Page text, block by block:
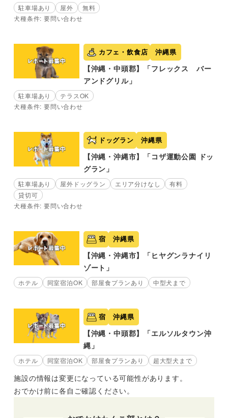
駐車場あり 屋外
無料
犬種条件: 要問い合わせ
カフェ・飲食店 沖縄県
【沖縄・中頭郡】「フレックス バー
アンドグリル」
駐車場あり
テラスOK
犬種条件: 要問い合わせ
ドッグラン 沖縄県
【沖縄・沖縄市】「コザ運動公園 ドッ
グラン」
駐車場あり 屋外ドッグラン エリア分けなし
有料
貸切可
犬種条件: 要問い合わせ
宿 沖縄県
【沖縄・沖縄市】「ヒヤグンラナイリ
ゾート」
ホテル 同室宿泊OK 部屋食プランあり 中型犬まで
宿 沖縄県
【沖縄・中頭郡】「エルソルタウン沖
縄」
ホテル 同室宿泊OK 部屋食プランあり 超大型犬まで
施設の情報は変更になっている可能性があります。
おでかけ前に各自ご確認ください。